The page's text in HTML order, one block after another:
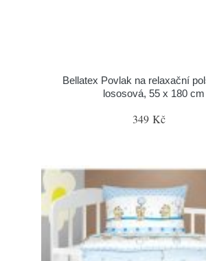
Bellatex Povlak na relaxační
lososová, 55 x 180 cm
349 Kč